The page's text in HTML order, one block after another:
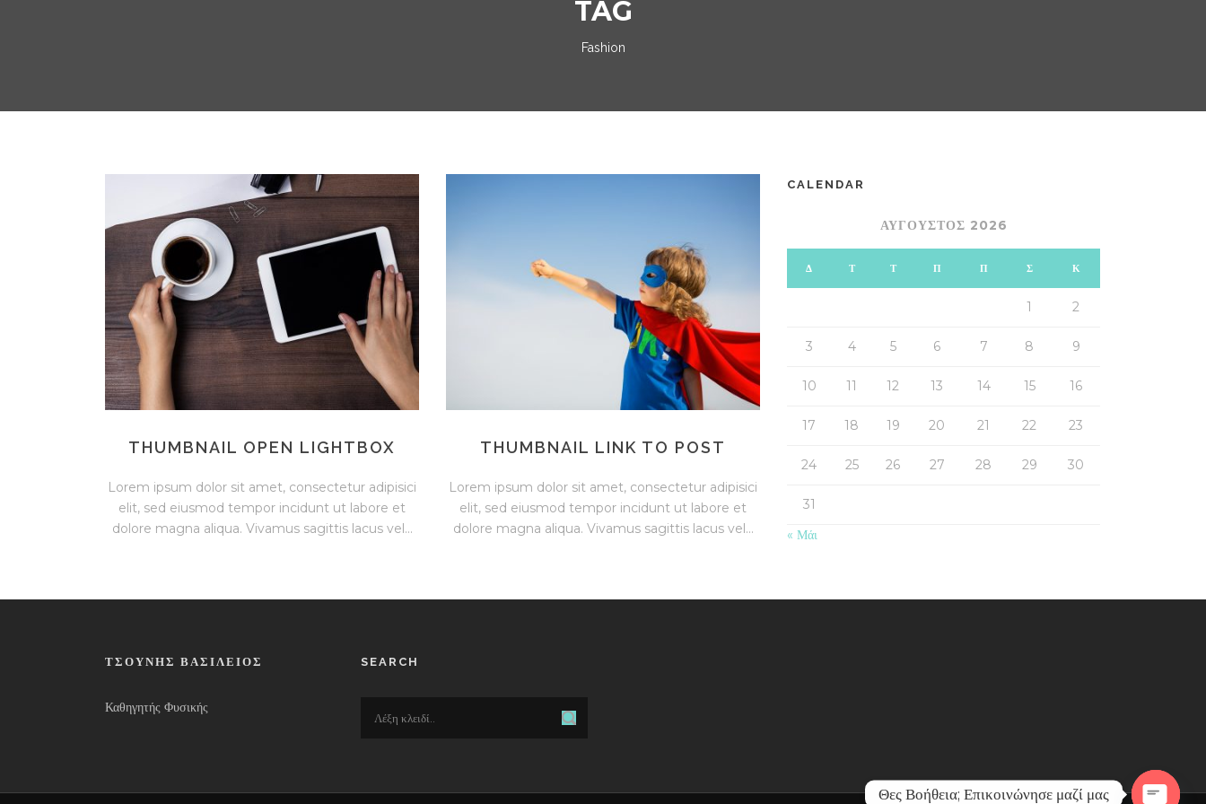
TAG
Fashion
THUMBNAIL OPEN LIGHTBOX
Lorem ipsum dolor sit amet, consectetur adipisici
elit, sed eiusmod tempor incidunt ut labore et
dolore magna aliqua. Vivamus sagittis lacus vel...
THUMBNAIL LINK TO POST
Lorem ipsum dolor sit amet, consectetur adipisici
elit, sed eiusmod tempor incidunt ut labore et
dolore magna aliqua. Vivamus sagittis lacus vel...
CALENDAR
ΑΎΓΟΥΣΤΟΣ 2026
Δ Τ Τ Π Π Σ Κ
1 2
3 4 5 6 7 8 9
10 11 12 13 14 15 16
17 18 19 20 21 22 23
24 25 26 27 28 29 30
31
« Μάι
ΤΣΟΎΝΗΣ ΒΑΣΊΛΕΙΟΣ
Καθηγητής Φυσικής
SEARCH
Θες Βοήθεια; Επικοινώνησε μαζί μας